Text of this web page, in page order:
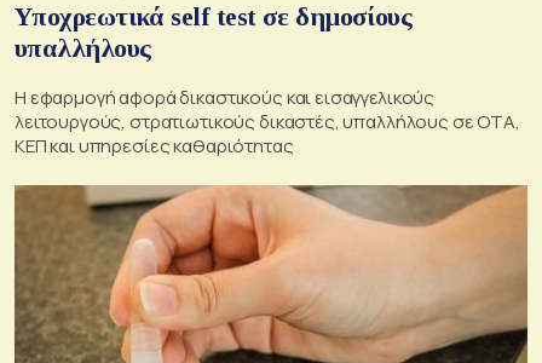
Υποχρεωτικά self test σε δημοσίους
υπαλλήλους
Η εφαρμογή αφορά δικαστικούς και εισαγγελικούς
λειτουργούς, στρατιωτικούς δικαστές, υπαλλήλους σε ΟΤΑ,
ΚΕΠ και υπηρεσίες καθαριότητας